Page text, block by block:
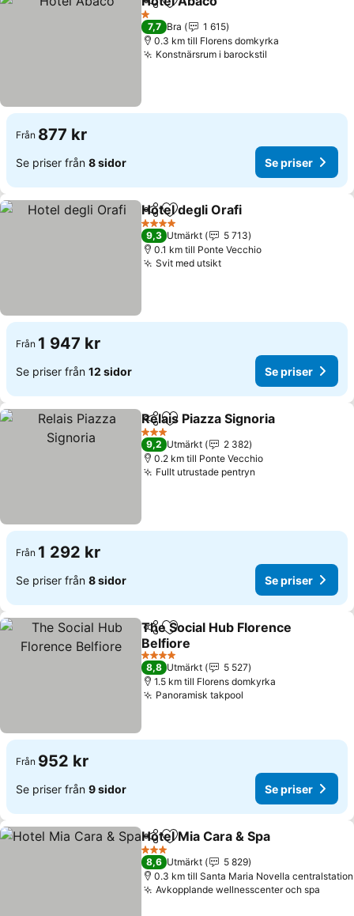
Dela Lägg till i Mina Favoriter
1 Stjärnor
7,7 Bra
1 615
0.3 km till Florens domkyrka
Konstnärsrum i barockstil
Från 877 kr
Se priser från 8 sidor Se priser
Dela Lägg till i Mina Favoriter
Hotel degli Orafi
4 Stjärnor
9,3 Utmärkt
5 713
0.1 km till Ponte Vecchio
Svit med utsikt
Från 1 947 kr
Se priser från 12 sidor Se priser
Dela Lägg till i Mina Favoriter
Relais Piazza Signoria
3 Stjärnor
9,2 Utmärkt
2 382
0.2 km till Ponte Vecchio
Fullt utrustade pentryn
Från 1 292 kr
Se priser från 8 sidor Se priser
Dela Lägg till i Mina Favoriter
The Social Hub Florence
Belfiore
4 Stjärnor
8,8 Utmärkt
5 527
1.5 km till Florens domkyrka
Panoramisk takpool
Från 952 kr
Se priser från 9 sidor Se priser
Dela Lägg till i Mina Favoriter
Hotel Mia Cara & Spa
3 Stjärnor
8,6 Utmärkt
5 829
0.3 km till Santa Maria Novella centralstation
Avkopplande wellnesscenter och spa